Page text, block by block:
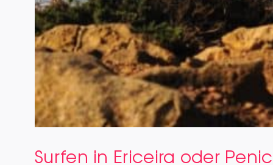
Surfen in Ericeira oder